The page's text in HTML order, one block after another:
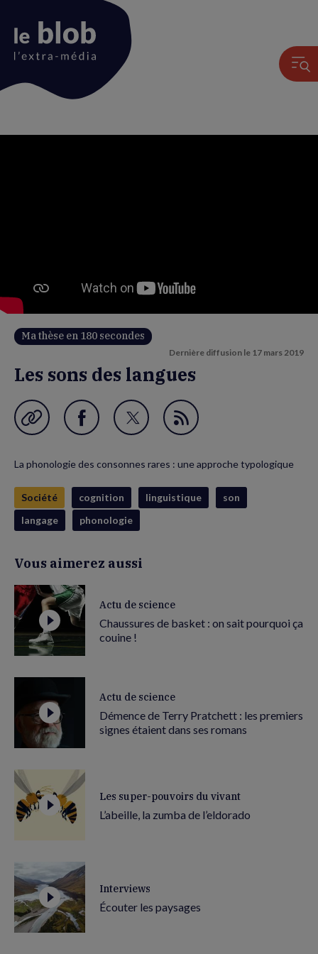
Ma thèse en 180 secondes
Dernière diffusion le 17 mars 2019
Les sons des langues
Garder en favori
Partager
Facebook
(nouvelle
fenêtre)
Partager
Twitter
(nouvelle
fenêtre)
Flux
La phonologie des consonnes rares : une approche typologique
Société cognition linguistique
son
langage
phonologie
Vous aimerez aussi
Actu de science
Chaussures de basket : on sait pourquoi ça
couine !
Actu de science
Démence de Terry Pratchett : les premiers
signes étaient dans ses romans
Les super-pouvoirs du vivant
L’abeille, la zumba de l’eldorado
Interviews
Écouter les paysages